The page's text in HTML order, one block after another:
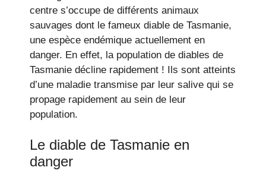
centre s’occupe de différents animaux
sauvages dont le fameux diable de Tasmanie,
une espèce endémique actuellement en
danger. En effet, la population de diables de
Tasmanie décline rapidement ! Ils sont atteints
d’une maladie transmise par leur salive qui se
propage rapidement au sein de leur
population.
Le diable de Tasmanie en
danger